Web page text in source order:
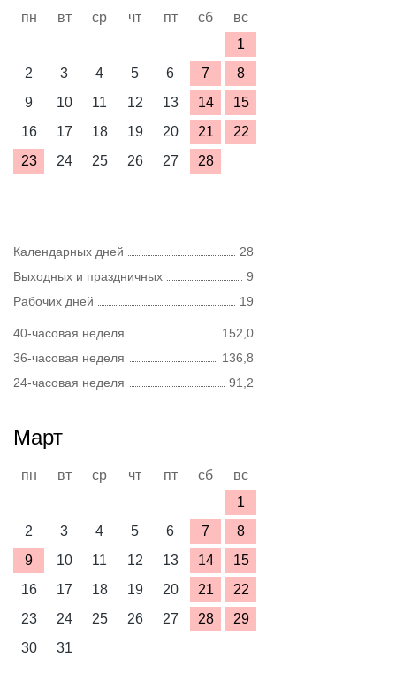
пн вт ср чт пт сб
вс
1
2
3 4 5 6 7
8
9
10 11 12 13 14
15
16
17 18 19 20 21
22
23
24 25 26 27 28
Календарных дней
28
Выходных и праздничных
9
Рабочих дней
19
40-часовая неделя
152,0
36-часовая неделя
136,8
24-часовая неделя
91,2
Март
пн вт ср чт пт сб
вс
1
2
3 4 5 6 7
8
9
10 11 12 13 14
15
16
17 18 19 20 21
22
23
24 25 26 27 28
29
30
31